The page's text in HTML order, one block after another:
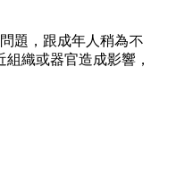
題，跟成年人稍為不
織或器官造成影響，